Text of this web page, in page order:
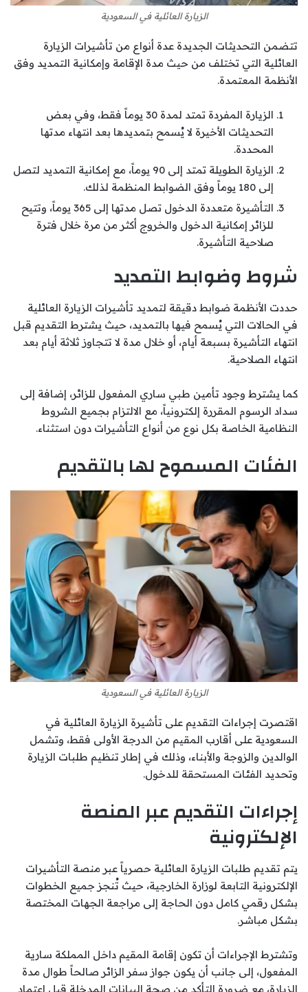
الزيارة العائلية في السعودية
تتضمن التحديثات الجديدة عدة أنواع من تأشيرات الزيارة
العائلية التي تختلف من حيث مدة الإقامة وإمكانية التمديد وفق
الأنظمة المعتمدة.
الزيارة المفردة تمتد لمدة 30 يوماً فقط، وفي بعض
التحديثات الأخيرة لا يُسمح بتمديدها بعد انتهاء مدتها
المحددة.
الزيارة الطويلة تمتد إلى 90 يوماً، مع إمكانية التمديد لتصل
إلى 180 يوماً وفق الضوابط المنظمة لذلك.
التأشيرة متعددة الدخول تصل مدتها إلى 365 يوماً، وتتيح
للزائر إمكانية الدخول والخروج أكثر من مرة خلال فترة
صلاحية التأشيرة.
شروط وضوابط التمديد
حددت الأنظمة ضوابط دقيقة لتمديد تأشيرات الزيارة العائلية
في الحالات التي يُسمح فيها بالتمديد، حيث يشترط التقديم قبل
انتهاء التأشيرة بسبعة أيام، أو خلال مدة لا تتجاوز ثلاثة أيام بعد
انتهاء الصلاحية.
كما يشترط وجود تأمين طبي ساري المفعول للزائر، إضافة إلى
سداد الرسوم المقررة إلكترونياً، مع الالتزام بجميع الشروط
النظامية الخاصة بكل نوع من أنواع التأشيرات دون استثناء.
الفئات المسموح لها بالتقديم
الزيارة العائلية في السعودية
اقتصرت إجراءات التقديم على تأشيرة الزيارة العائلية في
السعودية على أقارب المقيم من الدرجة الأولى فقط، وتشمل
الوالدين والزوجة والأبناء، وذلك في إطار تنظيم طلبات الزيارة
وتحديد الفئات المستحقة للدخول.
إجراءات التقديم عبر المنصة
الإلكترونية
يتم تقديم طلبات الزيارة العائلية حصرياً عبر منصة التأشيرات
الإلكترونية التابعة لوزارة الخارجية، حيث تُنجز جميع الخطوات
بشكل رقمي كامل دون الحاجة إلى مراجعة الجهات المختصة
بشكل مباشر.
وتشترط الإجراءات أن تكون إقامة المقيم داخل المملكة سارية
المفعول، إلى جانب أن يكون جواز سفر الزائر صالحاً طوال مدة
الزيارة، مع ضرورة التأكد من صحة البيانات المدخلة قبل اعتماد